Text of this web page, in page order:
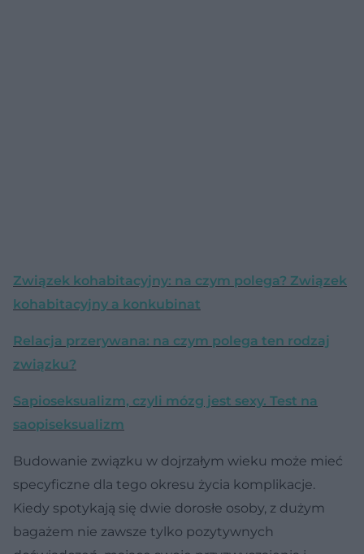
Związek kohabitacyjny: na czym polega? Związek
kohabitacyjny a konkubinat
Relacja przerywana: na czym polega ten rodzaj
związku?
Sapioseksualizm, czyli mózg jest sexy. Test na
saopiseksualizm
Budowanie związku w dojrzałym wieku może mieć
specyficzne dla tego okresu życia komplikacje.
Kiedy spotykają się dwie dorosłe osoby, z dużym
bagażem nie zawsze tylko pozytywnych